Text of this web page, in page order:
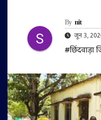
By nit
जून 3,
#छिंदवाड़ा